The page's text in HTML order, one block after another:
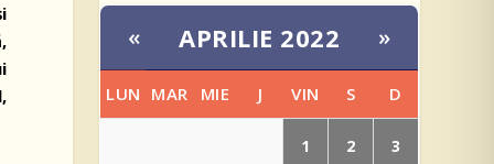
« APRILIE 2022 »
LUN MAR MIE J VIN S D
1 2 3